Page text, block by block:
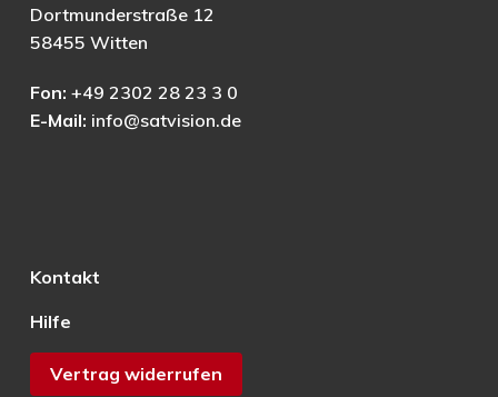
Dortmunderstraße 12
58455 Witten
Fon: +49 2302 28 23 3 0
E-Mail: info@satvision.de
Kontakt
Hilfe
Vertrag widerrufen